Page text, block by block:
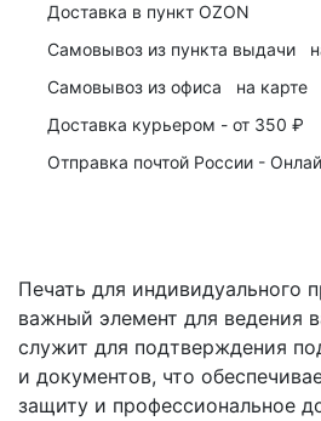
Доставка в пункт OZON
Самовывоз из пункта выдачи
Самовывоз из офиса
на карте
Доставка курьером - от 350 ₽
Отправка почтой России -
Печать для индивидуального
важный элемент для ведения
служит для подтверждения
и документов, что
защиту и профессиональное